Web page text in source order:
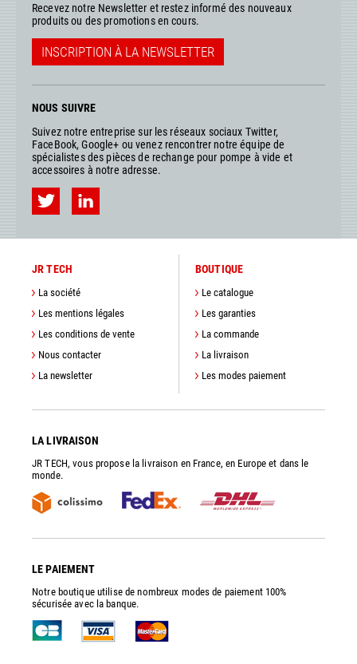
Recevez notre Newsletter et restez informé des nouveaux
produits ou des promotions en cours.
INSCRIPTION À LA NEWSLETTER
NOUS SUIVRE
Suivez notre entreprise sur les réseaux sociaux Twitter,
FaceBook, Google+ ou venez rencontrer notre équipe de
spécialistes des pièces de rechange pour pompe à vide et
accessoires à notre adresse.
JR TECH
La société
Les mentions légales
Les conditions de vente
Nous contacter
La newsletter
BOUTIQUE
Le catalogue
Les garanties
La commande
La livraison
Les modes paiement
LA LIVRAISON
JR TECH, vous propose la livraison en France, en Europe et dans le
monde.
LE PAIEMENT
Notre boutique utilise de nombreux modes de paiement 100%
sécurisée avec la banque.